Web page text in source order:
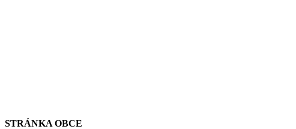
STRÁNKA OBCE